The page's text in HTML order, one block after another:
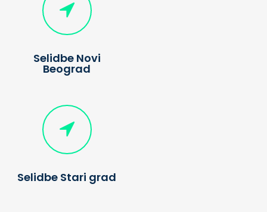
Selidbe Novi
Beograd
Selidbe Stari grad